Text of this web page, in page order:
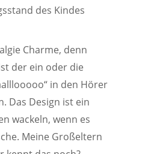
des Kindes
Charme, denn
der ein oder die
in den Hörer
Das Design ist ein
wackeln, wenn es
Meine Großeltern